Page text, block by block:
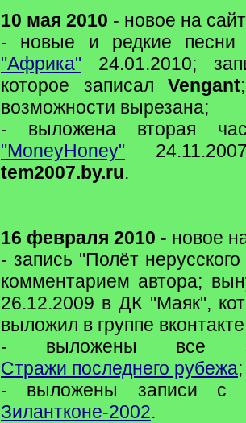
10 мая 2010 - новое на
- новые и редкие
"Африка" 24.01.2010;
которое записал Vengant
возможности вырезана;
- выложена вторая
"MoneyHoney"
tem2007.by.ru.
16 февраля 2010 - новое
- запись "Полёт
комментарием автора;
26.12.2009 в ДК "Маяк",
выложил в группе
- выложены все
Стражи последнего рубежа;
- выложены записи с
Зилантконе-2002.